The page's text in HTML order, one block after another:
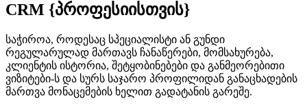
CRM {პროფესიისთვის}
საჭიროა, როდესაც სპეციალისტი ან გუნდი
რეგულარულად მართავს ჩანაწერები, მომსახურება,
კლიენტის ისტორია, შეტყობინებები და განმეორებითი
ვიზიტები-ს და სურს საჯარო პროფილიდან განაცხადების
მართვა მონაცემების ხელით გადატანის გარეშე.